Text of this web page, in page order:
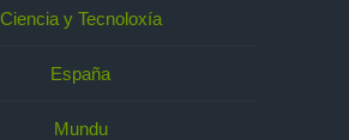
Ciencia y Tecnoloxía
España
Mundu